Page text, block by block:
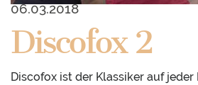
06.03.2018
Discofox 2
Discofox ist der Klassiker auf jeder